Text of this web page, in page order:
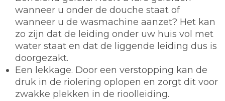
wanneer u onder de douche staat of
wanneer u de wasmachine aanzet? Het kan
zo zijn dat de leiding onder uw huis vol met
water staat en dat de liggende leiding dus is
doorgezakt.
Een lekkage. Door een verstopping kan de
druk in de riolering oplopen en zorgt dit voor
zwakke plekken in de rioolleiding.